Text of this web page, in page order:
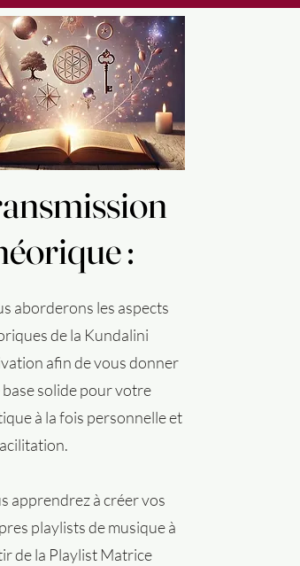
:
:
aborderons les aspects
de la Kundalini
afin de vous donner
base solide pour votre
à la fois personnelle et
apprendrez à créer vos
playlists de musique à
de la Playlist Matrice